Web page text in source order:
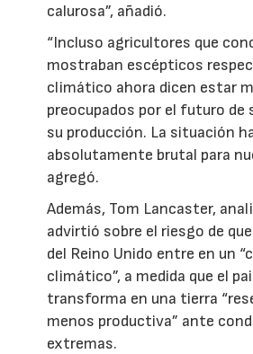
calurosa”, añadió.
“Incluso agricultores que
mostraban escépticos
climático ahora dicen estar
preocupados por el futuro de
su producción. La situación
absolutamente brutal para
agregó.
Además, Tom Lancaster,
advirtió sobre el riesgo de
del Reino Unido entre en un
climático”, a medida que el
transforma en una tierra
menos productiva” ante
extremas.